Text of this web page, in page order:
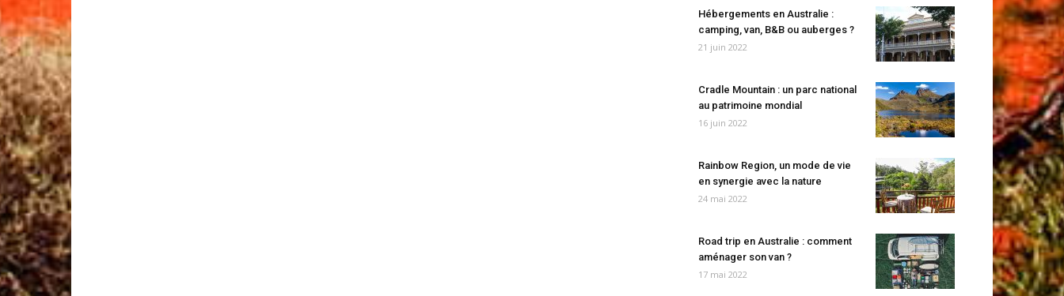
Hébergements en Australie :
camping, van, B&B ou auberges ?
21 juin 2022
Cradle Mountain : un parc national
au patrimoine mondial
16 juin 2022
Rainbow Region, un mode de vie
en synergie avec la nature
24 mai 2022
Road trip en Australie : comment
aménager son van ?
17 mai 2022